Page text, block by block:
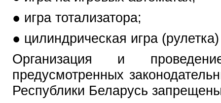
● игра тотализатора;
● цилиндрическая игра
Организация и
предусмотренных
Республики Беларусь